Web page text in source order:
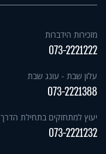
מזכירות הידברות
073-2221222
עלון שבת - עונג שבת
073-2221388
יעוץ למתחזקים בתחילת הדרך
073-2221232